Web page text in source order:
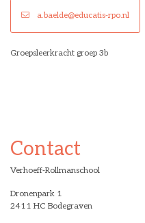
a.baelde@educatis-rpo.nl
Groepsleerkracht groep 3b
Contact
Verhoeff-Rollmanschool
Dronenpark 1
2411 HC Bodegraven